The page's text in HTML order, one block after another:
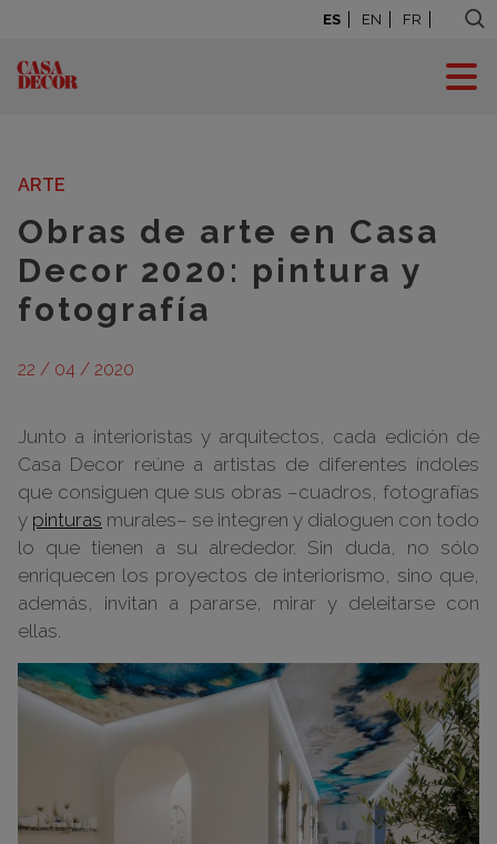
ES EN FR
BLOG: LA CASA SE
ARTE
Obras de arte en Casa
Decor 2020: pintura y
fotografía
22 / 04 / 2020
Junto a interioristas y arquitectos, cada edición de
Casa Decor reúne a artistas de diferentes índoles
que consiguen que sus obras –cuadros, fotografías
y pinturas murales– se integren y dialoguen con todo
lo que tienen a su alrededor. Sin duda, no sólo
enriquecen los proyectos de interiorismo, sino que,
además, invitan a pararse, mirar y deleitarse con
ellas.